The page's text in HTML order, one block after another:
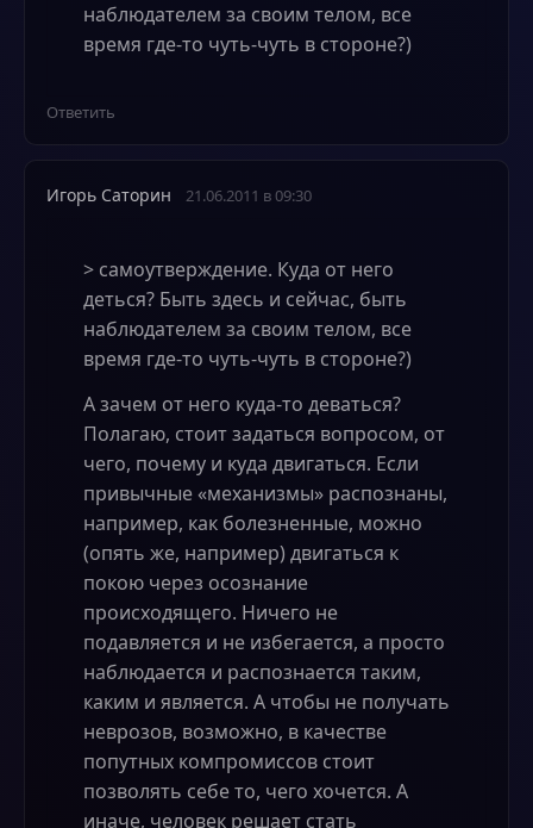
наблюдателем за своим телом, все
время где-то чуть-чуть в стороне?)
Ответить
Игорь Саторин 21.06.2011 в 09:30
> самоутверждение. Куда от него
деться? Быть здесь и сейчас, быть
наблюдателем за своим телом, все
время где-то чуть-чуть в стороне?)
А зачем от него куда-то деваться?
Полагаю, стоит задаться вопросом, от
чего, почему и куда двигаться. Если
привычные «механизмы» распознаны,
например, как болезненные, можно
(опять же, например) двигаться к
покою через осознание
происходящего. Ничего не
подавляется и не избегается, а просто
наблюдается и распознается таким,
каким и является. А чтобы не получать
неврозов, возможно, в качестве
попутных компромиссов стоит
позволять себе то, чего хочется. А
иначе, человек решает стать